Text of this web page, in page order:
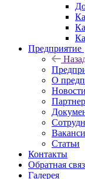
Предприятие
О
Новости
Статьи
Контакты
Обратная
Галерея